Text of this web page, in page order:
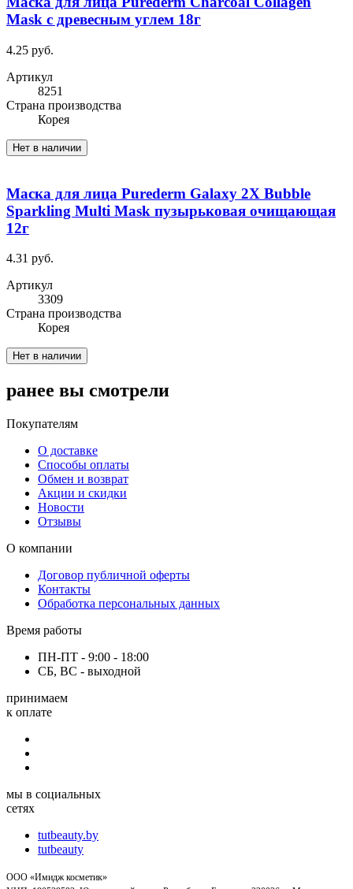
Mask с древесным углем 18г
4.25 руб.
Артикул
8251
Cтрана производства
Корея
Нет в наличии
Маска для лица Purederm Galaxy 2X Bubble
Sparkling Multi Mask пузырьковая очищающая
12г
4.31 руб.
Артикул
3309
Cтрана производства
Корея
Нет в наличии
ранее вы смотрели
Покупателям
О доставке
Способы оплаты
Обмен и возврат
Акции и скидки
Новости
Отзывы
О компании
Договор публичной оферты
Контакты
Обработка персональных данных
Время работы
ПН-ПТ - 9:00 - 18:00
СБ, ВС - выходной
принимаем
к оплате
мы в социальных
сетях
tutbeauty.by
tutbeauty
ООО «Имидж косметик»